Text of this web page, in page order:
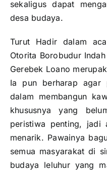
sekaligus dapat
desa budaya.
Turut Hadir dalam
Otorita Borobudur
Gerebek Loano
Ia pun berharap agar
dalam membangun
khususnya yang
peristiwa penting, jadi
menarik. Pawainya
semua masyarakat di
budaya leluhur yang